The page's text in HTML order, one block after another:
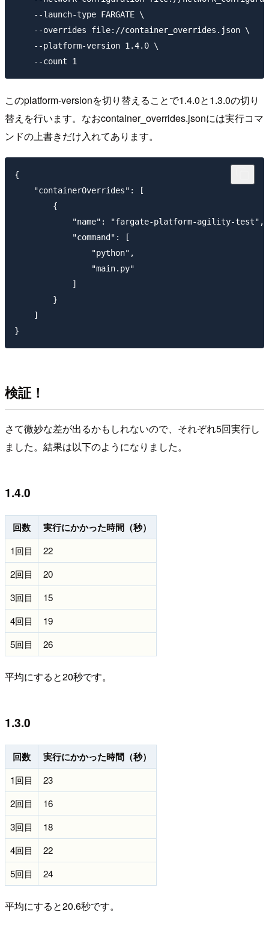
    --launch-type FARGATE \
    --overrides file://container_overrides.json \
    --platform-version 1.4.0 \
このplatform-versionを切り替えることで1.4.0と1.3.0の切り
替えを行います。なおcontainer_overrides.jsonには実行コマ
ンドの上書きだけ入れてあります。
{
    "containerOverrides": [
        {
            "name": "fargate-platform-agility-test",
            "command": [
                "python",
                "main.py"
            ]
        }
    ]
検証！
さて微妙な差が出るかもしれないので、それぞれ5回実行し
ました。結果は以下のようになりました。
1.4.0
回数 実行にかかった時間（秒）
1回目
22
2回目
20
3回目
15
4回目
19
5回目
26
平均にすると20秒です。
1.3.0
回数 実行にかかった時間（秒）
1回目
23
2回目
16
3回目
18
4回目
22
5回目
24
平均にすると20.6秒です。